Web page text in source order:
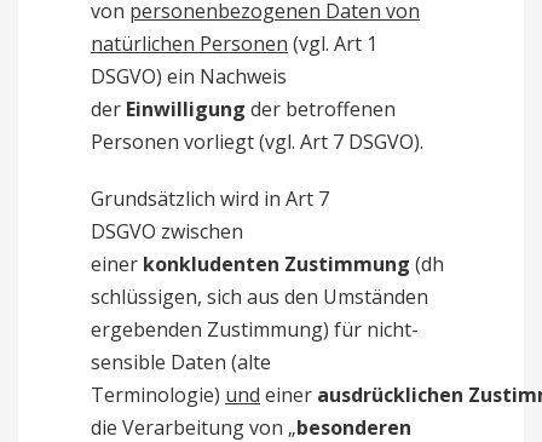
von personenbezogenen Daten von
natürlichen Personen (vgl. Art 1
DSGVO) ein Nachweis
der Einwilligung der betroffenen
Personen vorliegt (vgl. Art 7 DSGVO).
Grundsätzlich wird in Art 7
DSGVO zwischen
einer konkludenten Zustimmung (dh
schlüssigen, sich aus den Umständen
ergebenden Zustimmung) für nicht-
sensible Daten (alte
Terminologie) und einer ausdrücklichen
die Verarbeitung von „besonderen